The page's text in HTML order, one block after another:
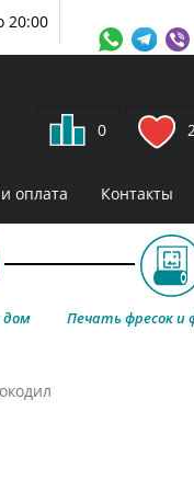
20:00
0
оплата Контакты
дом Печать фресок и